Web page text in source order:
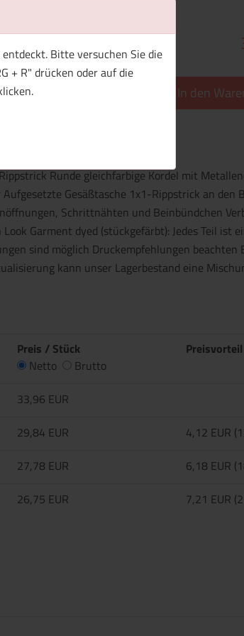
Bitte versuchen Sie die
+ R" drücken oder auf die
In den
Runde gleichfarbige Kordel mit
Gesäßtasche 1x1-Rippstrick an den
Schrittnähten und Beinbündchen
Look Garment dyed (stückgefärbt): Jedes Teil ist
sind möglich Druckempfehlungen
kann unser Lagerbestand eine
Preis / Stück
Netto
Brutto
Preisvorteil
33,96 EUR
29,84 EUR
4,12 EUR
27,78 EUR
6,18 EUR
26,75 EUR 7,21 EUR